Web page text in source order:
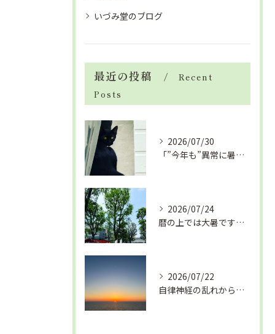
いづみ堂のブログ
最近の投稿
Recent
Posts
2026/07/30
「”今年も”異常に暑い夏」酷暑+冷房＝夏風邪、腰痛、ひざの痛...
2026/07/24
暦の上では大暑です！腰痛や肩こりから来る頭痛
2026/07/22
自律神経の乱れから生活習慣病、血液循環の滞り